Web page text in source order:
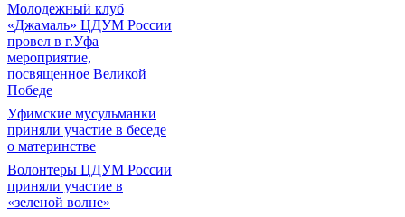
Молодежный клуб
«Джамаль» ЦДУМ России
провел в г.Уфа
мероприятие,
посвященное Великой
Победе
Уфимские мусульманки
приняли участие в беседе
о материнстве
Волонтеры ЦДУМ России
приняли участие в
«зеленой волне»